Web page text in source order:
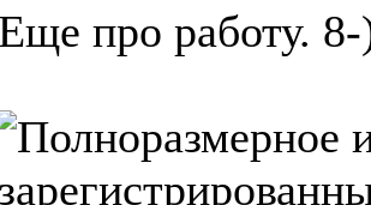
Еще про работу.